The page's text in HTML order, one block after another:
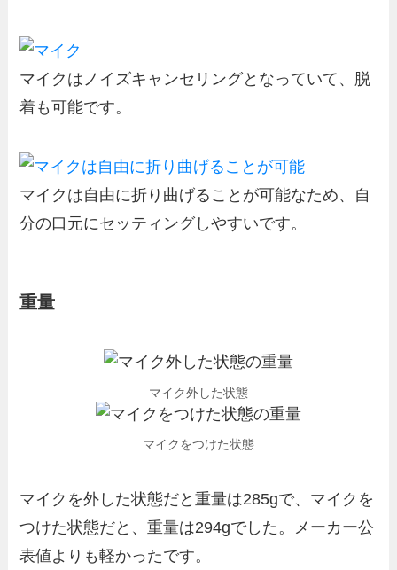
マイクはノイズキャンセリングとなっていて、脱
着も可能です。
マイクは自由に折り曲げることが可能なため、自
分の口元にセッティングしやすいです。
重量
マイク外した状態
マイクをつけた状態
マイクを外した状態だと重量は285gで、マイクを
つけた状態だと、重量は294gでした。メーカー公
表値よりも軽かったです。